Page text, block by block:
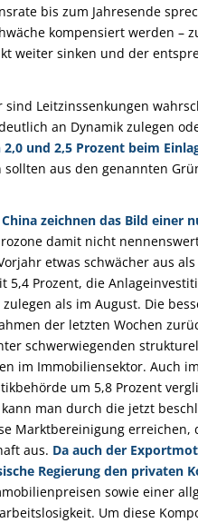
bis zum Jahresende
kompensiert werden –
weiter sinken und der
sind Leitzinssenkungen
an Dynamik zulegen
und 2,5 Prozent beim
sollten aus den genannten
zeichnen das Bild einer
damit nicht
etwas schwächer aus
Prozent, die
als im August. Die
der letzten Wochen
schwerwiegenden
im Immobiliensektor. Auch
um 5,8 Prozent
man durch die jetzt
Marktbereinigung
aus. Da auch der
Regierung den privaten
sowie einer
Um diese